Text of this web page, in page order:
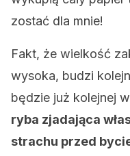
zostać dla mnie!
Fakt, że wielkość
wysoka, budzi
będzie już kolejnej
ryba zjadająca
strachu przed